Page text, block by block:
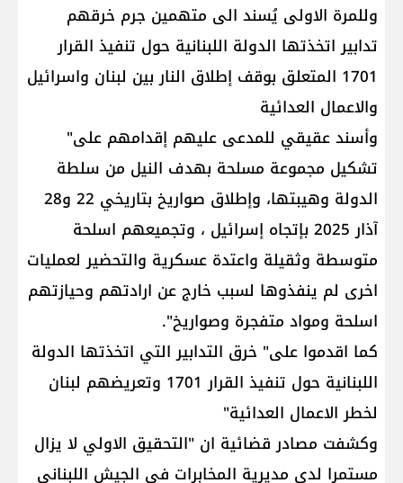
وللمرة الاولى يُسند الى متهمين جرم خرقهم
تدابير اتخذتها الدولة اللبنانية حول تنفيذ القرار
1701 المتعلق بوقف إطلاق النار بين لبنان واسرائيل
والاعمال العدائية
وأسند عقيقي للمدعى عليهم إقدامهم على"
تشكيل مجموعة مسلحة بهدف النيل من سلطة
الدولة وهيبتها، وإطلاق صواريخ بتاريخي 22 و28
آذار 2025 بإتجاه إسرائيل ، وتجميعهم اسلحة
متوسطة وثقيلة واعتدة عسكرية والتحضير لعمليات
اخرى لم ينفذوها لسبب خارج عن ارادتهم وحيازتهم
اسلحة ومواد متفجرة وصواريخ".
كما اقدموا على" خرق التدابير التي اتخذتها الدولة
اللبنانية حول تنفيذ القرار 1701 وتعريضهم لبنان
لخطر الاعمال العدائية"
وكشفت مصادر قضائية ان "التحقيق الاولي لا يزال
مستمرا لدى مديرية المخابرات في الجيش اللبناني